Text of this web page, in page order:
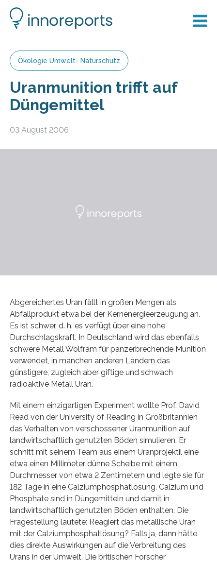
Ökologie Umwelt- Naturschutz
Uranmunition trifft auf
Düngemittel
03 August 2006
Abgereichertes Uran fällt in großen Mengen als
Abfallprodukt etwa bei der Kernenergieerzeugung an.
Es ist schwer, d. h. es verfügt über eine hohe
Durchschlagskraft. In Deutschland wird das ebenfalls
schwere Metall Wolfram für panzerbrechende Munition
verwendet, in manchen anderen Ländern das
günstigere, zugleich aber giftige und schwach
radioaktive Metall Uran.
Mit einem einzigartigen Experiment wollte Prof. David
Read von der University of Reading in Großbritannien
das Verhalten von verschossener Uranmunition auf
landwirtschaftlich genutzten Böden simulieren. Er
schnitt mit seinem Team aus einem Uranprojektil eine
etwa einen Millimeter dünne Scheibe mit einem
Durchmesser von etwa 2 Zentimetern und legte sie für
182 Tage in eine Calziumphosphatlösung. Calzium und
Phosphate sind in Düngemitteln und damit in
landwirtschaftlich genutzten Böden enthalten. Die
Fragestellung lautete: Reagiert das metallische Uran
mit der Calziumphosphatlösung? Falls ja, dann hätte
dies direkte Auswirkungen auf die Verbreitung des
Urans in der Umwelt. Die britischen Forscher